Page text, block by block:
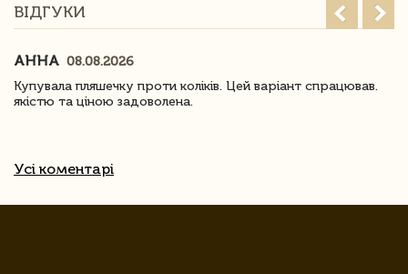
ВІДГУКИ
АННА 08.08.2026
Купувала пляшечку проти коліків. Цей варіант спрацював.
якістю та ціною задоволена.
Усі коментарі